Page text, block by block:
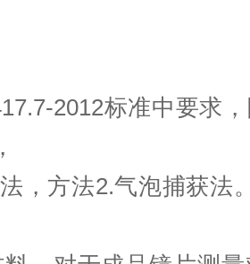
2012标准中要求
，方法2.气泡捕获法